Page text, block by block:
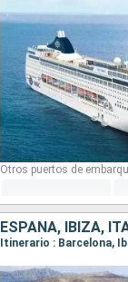
Otros puertos de
ESPAÑA, IBIZA,
Itinerario : Barcelona,